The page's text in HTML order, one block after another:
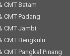
CMT Batam
CMT Padang
CMT Jambi
CMT Bengkulu
CMT Pangkal Pinang